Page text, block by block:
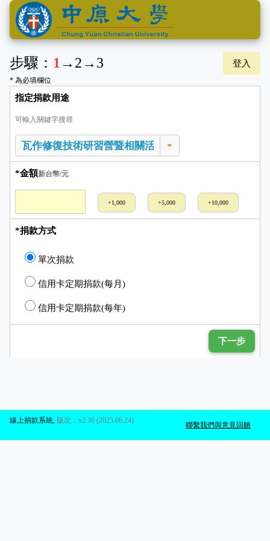
步驟： 1→ 2→ 3 登入
* 為必填欄位
指定捐款用途
可輸入關鍵字搜尋
*金額新台幣/元
+1,000 +5,000 +10,000
*捐款方式
單次捐款
信用卡定期捐款(每月)
信用卡定期捐款(每年)
下一步
聯繫我們與意見回饋
線上捐款系統 版次：v2.36 (2025.06.24)